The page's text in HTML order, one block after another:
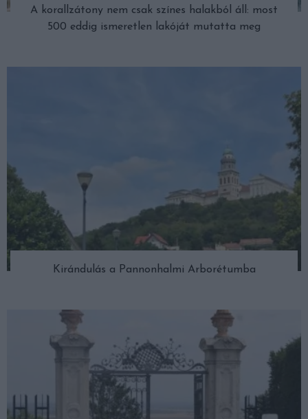
A korallzátony nem csak színes halakból áll: most
500 eddig ismeretlen lakóját mutatta meg
Kirándulás a Pannonhalmi Arborétumba